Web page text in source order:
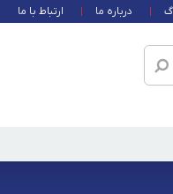
درباره ما ارتباط با ما